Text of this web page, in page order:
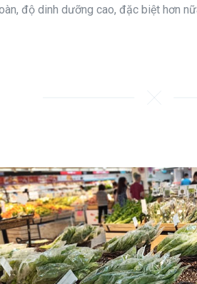
độ dinh dưỡng cao, đặc biệt hơn